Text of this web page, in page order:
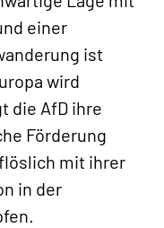
einer
ist
wird
die AfD ihre
Förderung
mit ihrer
in der